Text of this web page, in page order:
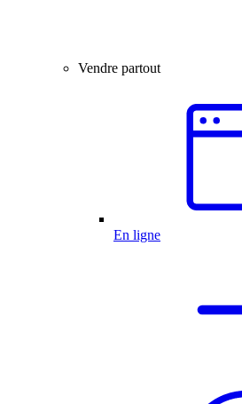
Vendre partout
En ligne